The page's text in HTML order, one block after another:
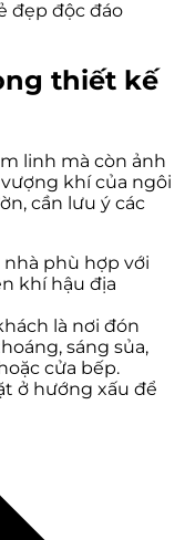
đẹp độc đáo
thiết kế
linh mà còn ảnh
khí của ngôi
cần lưu ý các
phù hợp với
khí hậu địa
là nơi đón
sáng sủa,
cửa bếp.
ở hướng xấu để